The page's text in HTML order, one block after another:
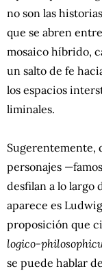
no son las
que se abren
mosaico híbrido,
un salto de fe
los espacios
liminales.
Sugerentemente,
personajes
desfilan a lo largo
aparece es
proposición que
logico-
se puede hablar